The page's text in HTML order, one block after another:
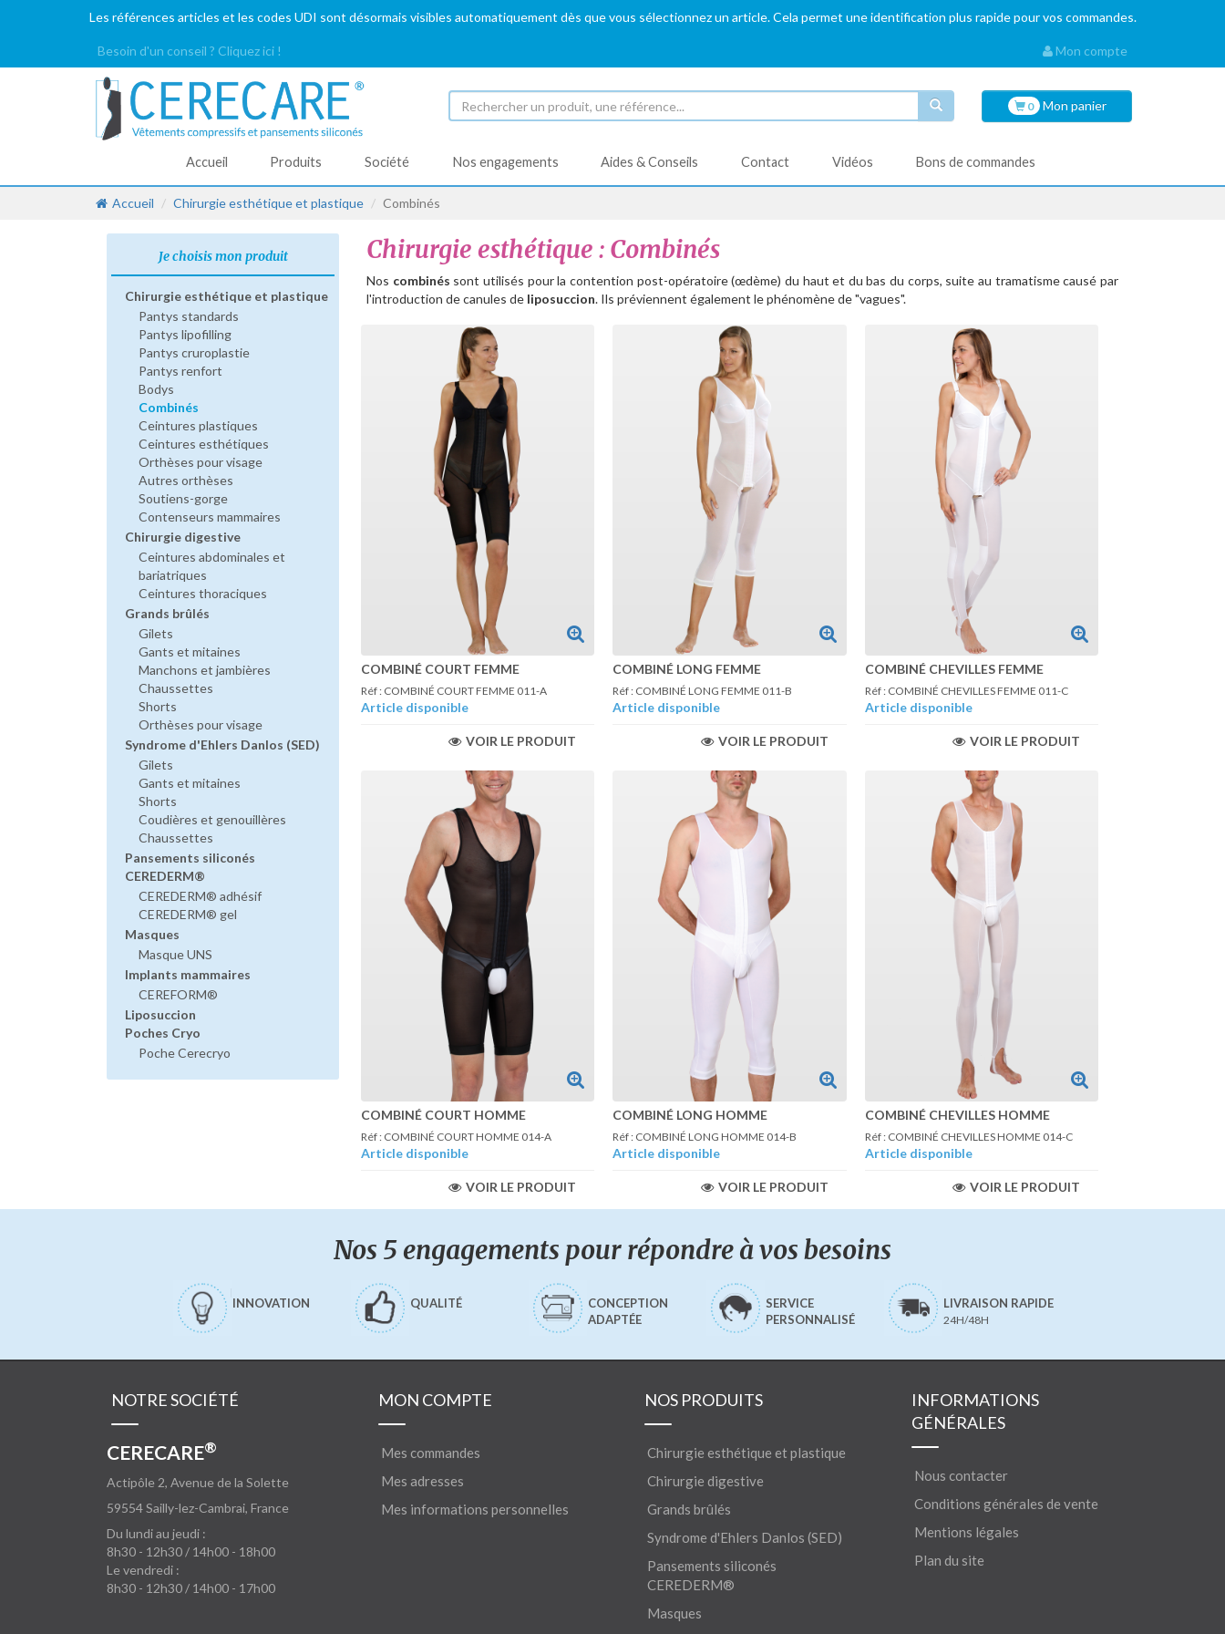
Les références articles et les codes UDI sont désormais visibles automatiquement dès que vous sélectionnez un article. Cela permet une identification plus rapide pour vos commandes.
Besoin d'un conseil ? Cliquez ici ! Mon compte
0 Mon panier
Accueil Produits Société Nos engagements Aides & Conseils Contact Vidéos Bons de commandes
Accueil Chirurgie esthétique et plastique Combinés
Je choisis mon produit
Chirurgie esthétique et plastique
Pantys standards
Pantys lipofilling
Pantys cruroplastie
Pantys renfort
Bodys
Combinés
Ceintures plastiques
Ceintures esthétiques
Orthèses pour visage
Autres orthèses
Soutiens-gorge
Contenseurs mammaires
Chirurgie digestive
Ceintures abdominales et
bariatriques
Ceintures thoraciques
Grands brûlés
Gilets
Gants et mitaines
Manchons et jambières
Chaussettes
Shorts
Orthèses pour visage
Syndrome d'Ehlers Danlos (SED)
Gilets
Gants et mitaines
Shorts
Coudières et genouillères
Chaussettes
Pansements siliconés
CEREDERM®
CEREDERM® adhésif
CEREDERM® gel
Masques
Masque UNS
Implants mammaires
CEREFORM®
Liposuccion
Poches Cryo
Poche Cerecryo
Chirurgie esthétique : Combinés
Nos combinés sont utilisés pour la contention post-opératoire (œdème) du haut et du bas du corps, suite au tramatisme causé par
l'introduction de canules de liposuccion. Ils préviennent également le phénomène de "vagues".
COMBINÉ COURT FEMME
Réf : COMBINÉ COURT FEMME 011-A
Article disponible
VOIR LE PRODUIT
COMBINÉ LONG FEMME
Réf : COMBINÉ LONG FEMME 011-B
Article disponible
VOIR LE PRODUIT
COMBINÉ CHEVILLES FEMME
Réf : COMBINÉ CHEVILLES FEMME 011-C
Article disponible
VOIR LE PRODUIT
COMBINÉ COURT HOMME
Réf : COMBINÉ COURT HOMME 014-A
Article disponible
VOIR LE PRODUIT
COMBINÉ LONG HOMME
Réf : COMBINÉ LONG HOMME 014-B
Article disponible
VOIR LE PRODUIT
COMBINÉ CHEVILLES HOMME
Réf : COMBINÉ CHEVILLES HOMME 014-C
Article disponible
VOIR LE PRODUIT
Nos 5 engagements pour répondre à vos besoins
INNOVATION QUALITÉ
CONCEPTION
ADAPTÉE
SERVICE
PERSONNALISÉ
LIVRAISON RAPIDE
24H/48H
NOTRE SOCIÉTÉ
CERECARE®
Actipôle 2, Avenue de la Solette
59554Sailly-lez-Cambrai, France
Du lundi au jeudi :
8h30 - 12h30 / 14h00 - 18h00
Le vendredi :
8h30 - 12h30 / 14h00 - 17h00
MON COMPTE
Mes commandes
Mes adresses
Mes informations personnelles
NOS PRODUITS
Chirurgie esthétique et plastique
Chirurgie digestive
Grands brûlés
Syndrome d'Ehlers Danlos (SED)
Pansements siliconés
CEREDERM®
Masques
INFORMATIONS
GÉNÉRALES
Nous contacter
Conditions générales de vente
Mentions légales
Plan du site